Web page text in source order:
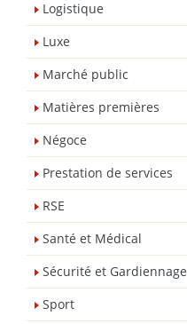
Logistique
Luxe
Marché public
Matières premières
Négoce
Prestation de services
RSE
Santé et Médical
Sécurité et Gardiennage
Sport